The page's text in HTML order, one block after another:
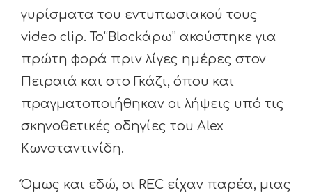
γυρίσματα του εντυπωσιακού τους
video clip. Το“Blockάρω” ακούστηκε για
πρώτη φορά πριν λίγες ημέρες στον
Πειραιά και στο Γκάζι, όπου και
πραγματοποιήθηκαν οι λήψεις υπό τις
σκηνοθετικές οδηγίες του Alex
Κωνσταντινίδη.
Όμως και εδώ, οι REC είχαν παρέα, μιας